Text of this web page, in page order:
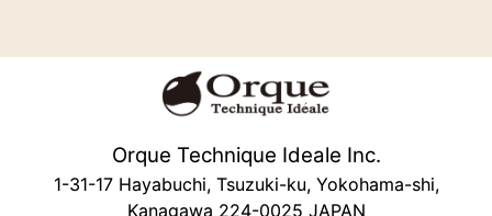
Orque Technique Ideale Inc.
1-31-17 Hayabuchi, Tsuzuki-ku, Yokohama-shi,
Kanagawa 224-0025 JAPAN